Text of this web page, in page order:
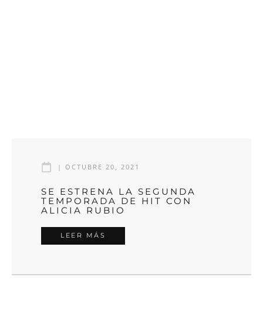
| OCTUBRE 20, 2021
SE ESTRENA LA SEGUNDA
TEMPORADA DE HIT CON
ALICIA RUBIO
LEER MÁS